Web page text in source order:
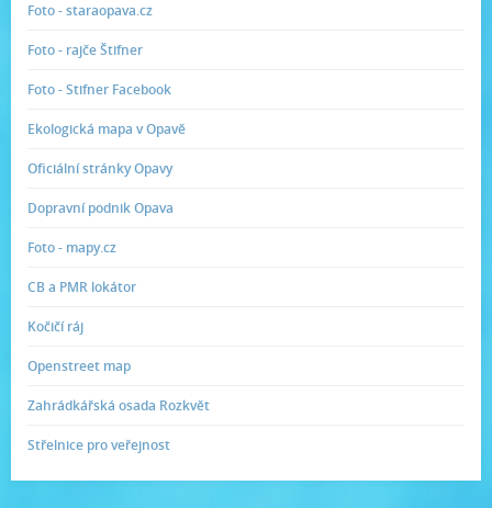
Foto - staraopava.cz
Foto - rajče Štifner
Foto - Stifner Facebook
Ekologická mapa v Opavě
Oficiální stránky Opavy
Dopravní podnik Opava
Foto - mapy.cz
CB a PMR lokátor
Kočičí ráj
Openstreet map
Zahrádkářská osada Rozkvět
Střelnice pro veřejnost